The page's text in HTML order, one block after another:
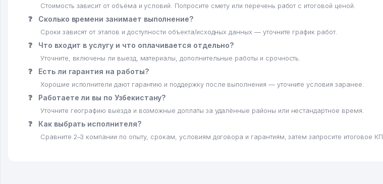
Стоимость зависит от объёма и условий. Попросите смету или перечень работ с итоговой ценой.
❓ Сколько времени занимает выполнение?
Сроки зависят от этапов и доступности объекта/исходных данных — уточните график работ.
❓ Что входит в услугу и что оплачивается отдельно?
Уточните, включены ли выезд, материалы, дополнительные работы и срочность.
❓ Есть ли гарантия на работы?
Хорошие исполнители дают гарантию и поддержку после выполнения — уточните условия заранее.
❓ Работаете ли вы по Узбекистану?
Уточните географию выезда и возможные доплаты за удалённые районы или нестандартное время.
❓ Как выбрать исполнителя?
Сравните 2–3 компании по опыту, срокам, условиям договора и гарантиям, затем запросите итоговое КП.